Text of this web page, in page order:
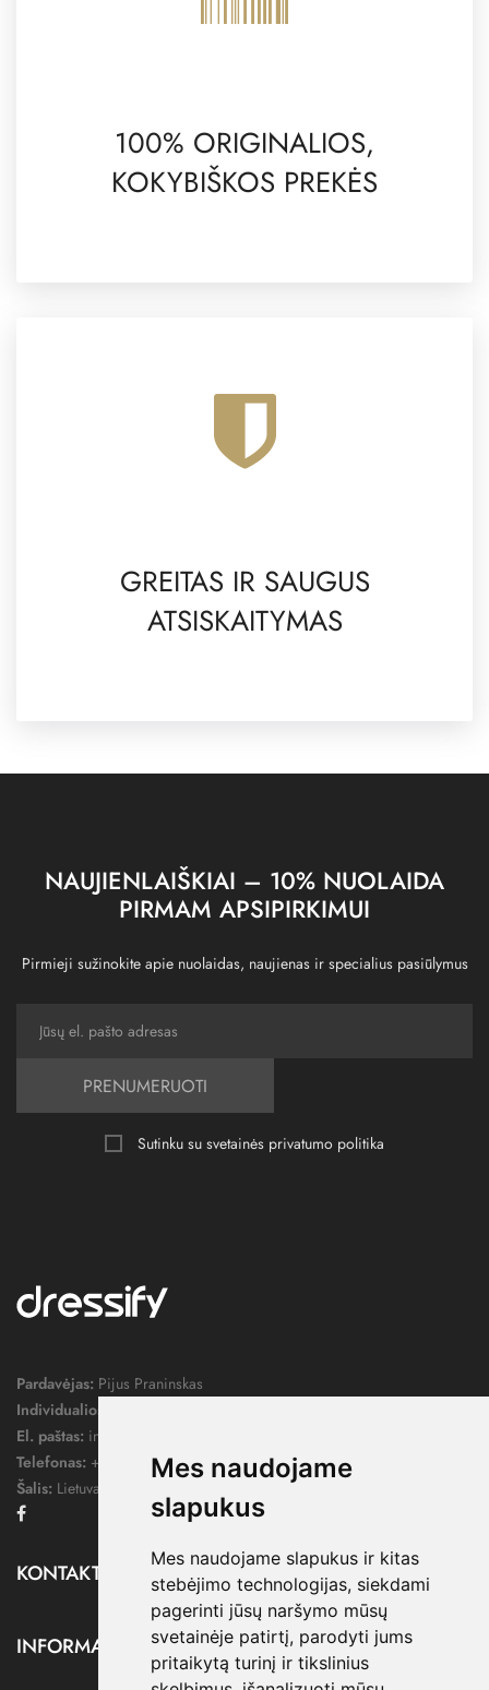
Mes naudojame
slapukus
Mes naudojame slapukus ir kitas
stebėjimo technologijas, siekdami
pagerinti jūsų naršymo mūsų
svetainėje patirtį, parodyti jums
pritaikytą turinį ir tikslinius
100% ORIGINALIOS,
KOKYBIŠKOS PREKĖS
GREITAS IR SAUGUS
ATSISKAITYMAS
NAUJIENLAIŠKIAI – 10% NUOLAIDA
PIRMAM APSIPIRKIMUI
Pirmieji sužinokite apie nuolaidas, naujienas ir specialius pasiūlymus
PRENUMERUOTI
Sutinku su svetainės privatumo politika
Pardavėjas: Pijus Praninskas
Individualios veiklos pažymos nr.:
El. paštas: info@dressify.lt
Telefonas: +370 676 78578
Šalis: Lietuva
KONTAKTAI
INFORMACIJA